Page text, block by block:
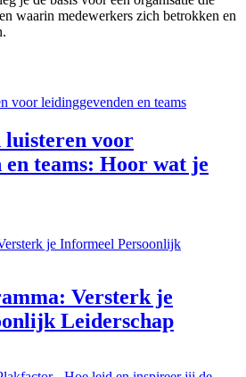
waarin medewerkers zich betrokken en
luisteren voor
en teams: Hoor wat je
Versterk je
Leiderschap